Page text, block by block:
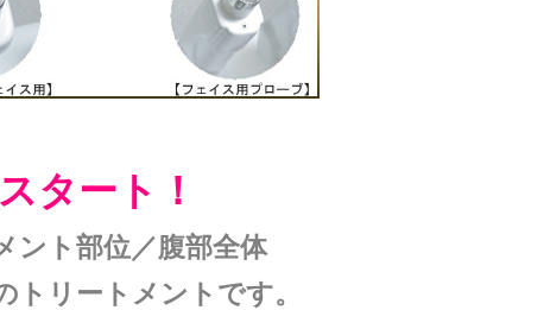
タート！
ント部位／腹部全体
トリートメントです。